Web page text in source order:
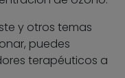
y otros temas
puedes
terapéuticos a